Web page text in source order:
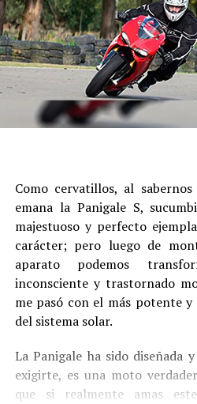
Como cervatillos, al
emana la Panigale S,
majestuoso y perfecto
carácter; pero luego de
aparato podemos
inconsciente y trastornado
me pasó con el más potente
del sistema solar.
La Panigale ha sido diseñada
exigirte, es una moto
que si realmente amas